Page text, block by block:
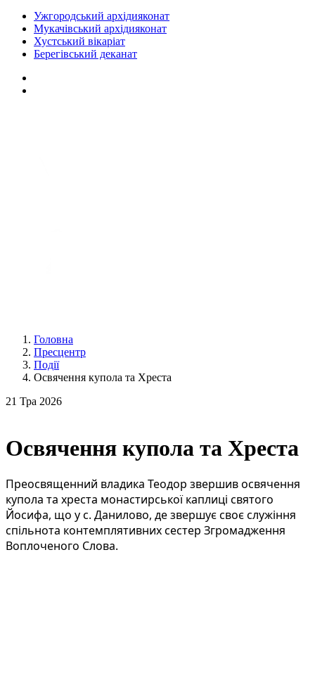
Ужгородський архідияконат
Мукачівський архідияконат
Хустський вікаріат
Берегівський деканат
Головна
Пресцентр
Події
Освячення купола та Хреста
21 Тра 2026
Освячення купола та Хреста
Преосвященний владика Теодор звершив освячення
купола та хреста монастирської каплиці святого
Йосифа, що у с. Данилово, де звершує своє служіння
спільнота контемплятивних сестер Згромадження
Воплоченого Слова.